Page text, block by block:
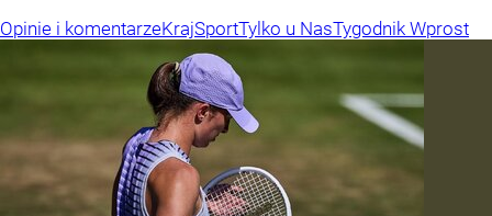
Opinie i komentarzeKrajSportTylko u NasTygodnik Wprost